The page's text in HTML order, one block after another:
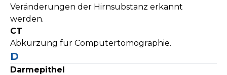
Veränderungen der Hirnsubstanz erkannt
werden.
CT
Abkürzung für Computertomographie.
D
Darmepithel